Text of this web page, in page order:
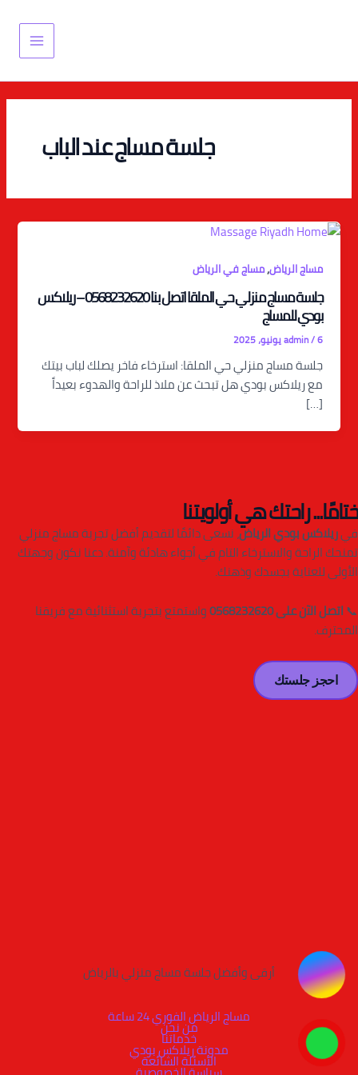
Main
Menu
جلسة مساج عند الباب
مساج الرياض,مساج في الرياض
جلسة مساج منزلي حي الملقا اتصل بنا 0568232620 – ريلاكس
بودي للمساج
admin/6 يونيو، 2025
جلسة مساج منزلي حي الملقا: استرخاء فاخر يصلك لباب بيتك
مع ريلاكس بودي هل تبحث عن ملاذ للراحة والهدوء بعيداً
[…]
ختامًا... راحتك هي أولويتنا
فيريلاكس بودي الرياض، نسعى دائمًا لتقديم أفضل تجربة مساج منزلي
تمنحك الراحة والاسترخاء التام في أجواء هادئة وآمنة. دعنا نكون وجهتك
الأولى للعناية بجسدك وذهنك.
📞اتصل الآن على 0568232620
واستمتع بتجربة استثنائية مع فريقنا
المحترف.
احجز جلستك
أرقى وأفضل جلسة مساج منزلي بالرياض
مساج الرياض الفوري 24 ساعة
من نحن
خدماتنا
مدونة ريلاكس بودي
الأسئلة الشائعة